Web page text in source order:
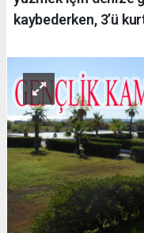
kaybederken, 3’ü